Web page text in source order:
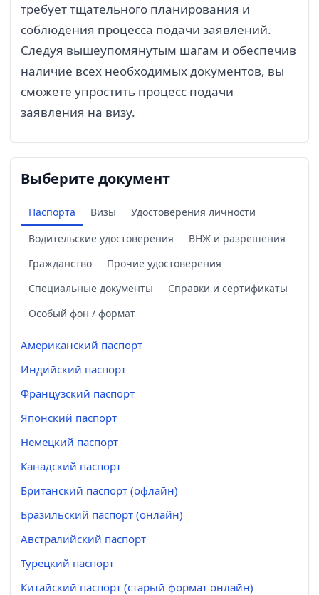
требует тщательного планирования и
соблюдения процесса подачи заявлений.
Следуя вышеупомянутым шагам и обеспечив
наличие всех необходимых документов, вы
сможете упростить процесс подачи
заявления на визу.
Выберите документ
Паспорта Визы
Удостоверения личности
Водительские удостоверения
ВНЖ и разрешения
Гражданство
Прочие удостоверения
Специальные документы
Справки и сертификаты
Особый фон / формат
Американский паспорт
Индийский паспорт
Французский паспорт
Японский паспорт
Немецкий паспорт
Канадский паспорт
Британский паспорт (офлайн)
Бразильский паспорт (онлайн)
Австралийский паспорт
Турецкий паспорт
Китайский паспорт (старый формат онлайн)